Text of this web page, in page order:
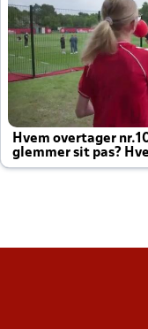
Hvem overtager
glemmer sit pas?
altid til efter kampe?